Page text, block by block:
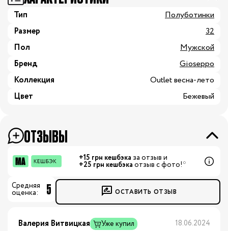
Тип
Полуботинки
Размер
32
Пол
Мужской
Бренд
Gioseppo
Коллекция
Outlet весна-лето
Цвет
Бежевый
ОТЗЫВЫ
+15 грн кешбэка за отзыв и
+25 грн кешбэка отзыв с фото!*
Средняя
оценка: 5 ОСТАВИТЬ ОТЗЫВ
Валерия Витвицкая Уже купил 18.06.2024